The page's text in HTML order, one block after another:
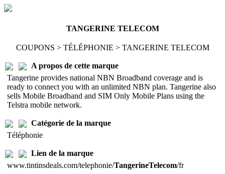
TANGERINE TELECOM
COUPONS > TÉLÉPHONIE > TANGERINE TELECOM
A propos de cette marque
Tangerine provides national NBN Broadband coverage and is
ready to connect you with an unlimited NBN plan. Tangerine also
sells Mobile Broadband and SIM Only Mobile Plans using the
Telstra mobile network.
Catégorie de la marque
Téléphonie
Lien de la marque
www.tintinsdeals.com/telephonie/TangerineTelecom/fr